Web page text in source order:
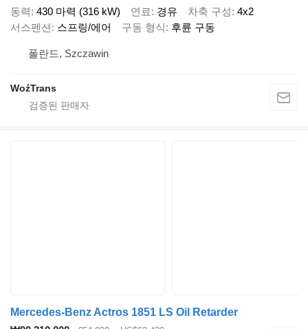
동력 430 마력 (316 kW) 연료 경유 차축 구성 4x2
서스펜션
스프링/에어 구동 형식 후륜 구동
폴란드, Szczawin
WoźTrans
Mercedes-Benz Actros 1851 LS Oil Retarder